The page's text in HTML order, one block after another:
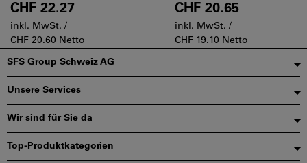
Trigon-
Wendeschneidplatten mit
positivem Spanformer zum
Schlichten
CHF 22.27
inkl. MwSt. /
CHF 20.60 Netto
Trigon- Wendeschneidplatte
mit speziellem Spanformer
für die Schwerzerspanung
CHF 20.65
inkl. MwSt. /
CHF 19.10 Netto
Fußzeile
SFS Group Schweiz AG
Unsere Services
Wir sind für Sie da
Top-Produktkategorien